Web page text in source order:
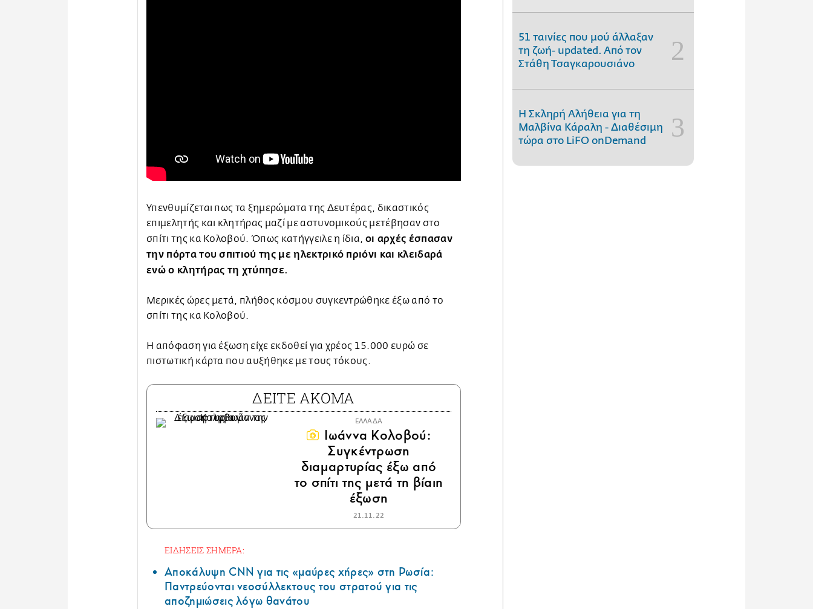
Υπενθυμίζεται πως τα ξημερώματα της Δευτέρας, δικαστικός
επιμελητής και κλητήρας μαζί με αστυνομικούς μετέβησαν στο
σπίτι της κα Κολοβού. Όπως κατήγγειλε η ίδια, οι αρχές έσπασαν
την πόρτα του σπιτιού της με ηλεκτρικό πριόνι και κλειδαρά
ενώ ο κλητήρας τη χτύπησε.
Μερικές ώρες μετά, πλήθος κόσμου συγκεντρώθηκε έξω από το
σπίτι της κα Κολοβού.
Η απόφαση για έξωση είχε εκδοθεί για χρέος 15.000 ευρώ σε
πιστωτική κάρτα που αυξήθηκε με τους τόκους.
ΔΕΙΤΕ ΑΚΟΜΑ
ΕΛΛΑΔΑ
Ιωάννα Κολοβού:
Συγκέντρωση
διαμαρτυρίας έξω από
το σπίτι της μετά τη βίαιη
έξωση
21.11.22
ΕΙΔΗΣΕΙΣ ΣΗΜΕΡΑ:
Αποκάλυψη CNN για τις «μαύρες χήρες» στη Ρωσία:
Παντρεύονται νεοσύλλεκτους του στρατού για τις
αποζημιώσεις λόγω θανάτου
51 ταινίες που μού άλλαξαν
τη ζωή- updated. Aπό τον
Στάθη Τσαγκαρουσιάνο
Η Σκληρή Αλήθεια για τη
Μαλβίνα Κάραλη - Διαθέσιμη
τώρα στo LiFO onDemand